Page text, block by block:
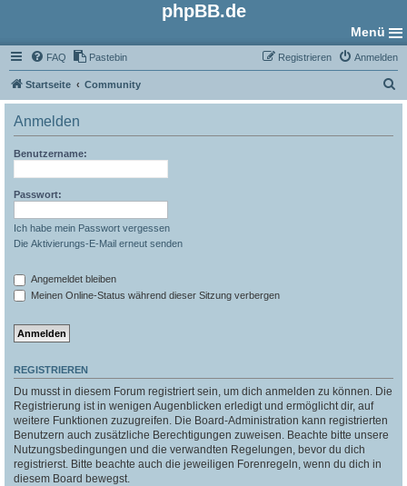
phpBB.de
Menü
FAQ Pastebin Anmelden
Registrieren
Startseite Community
u
Anmelden
Benutzername:
Passwort:
Ich habe mein Passwort vergessen
Die Aktivierungs-E-Mail erneut senden
Angemeldet bleiben
Meinen Online-Status während dieser Sitzung verbergen
REGISTRIEREN
Du musst in diesem Forum registriert sein, um dich anmelden zu können. Die
Registrierung ist in wenigen Augenblicken erledigt und ermöglicht dir, auf
weitere Funktionen zuzugreifen. Die Board-Administration kann registrierten
Benutzern auch zusätzliche Berechtigungen zuweisen. Beachte bitte unsere
Nutzungsbedingungen und die verwandten Regelungen, bevor du dich
registrierst. Bitte beachte auch die jeweiligen Forenregeln, wenn du dich in
diesem Board bewegst.